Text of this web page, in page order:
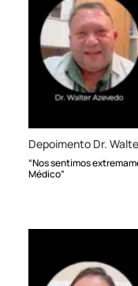
Depoimento Dr.
“Nos sentimos
Médico”